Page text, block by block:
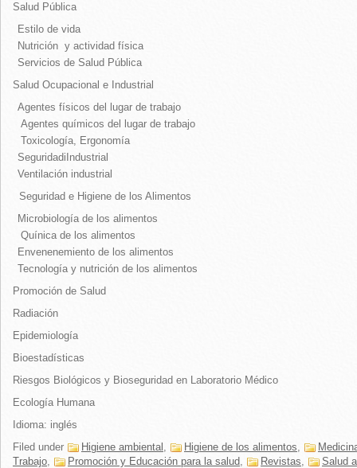
Salud Pública
Estilo de vida
Nutrición y actividad física
Servicios de Salud Pública
Salud Ocupacional e Industrial
Agentes físicos del lugar de trabajo
Agentes químicos del lugar de trabajo
Toxicología, Ergonomía
SeguridadiIndustrial
Ventilación industrial
Seguridad e Higiene de los Alimentos
Microbiología de los alimentos
Quínica de los alimentos
Envenenemiento de los alimentos
Tecnología y nutrición de los alimentos
Promoción de Salud
Radiación
Epidemiología
Bioestadísticas
Riesgos Biológicos y Bioseguridad en Laboratorio Médico
Ecología Humana
Idioma: inglés
Filed under
Higiene ambiental , Higiene de los alimentos,
Trabajo, Promoción y Educación para la salud, Revistas,
Salud